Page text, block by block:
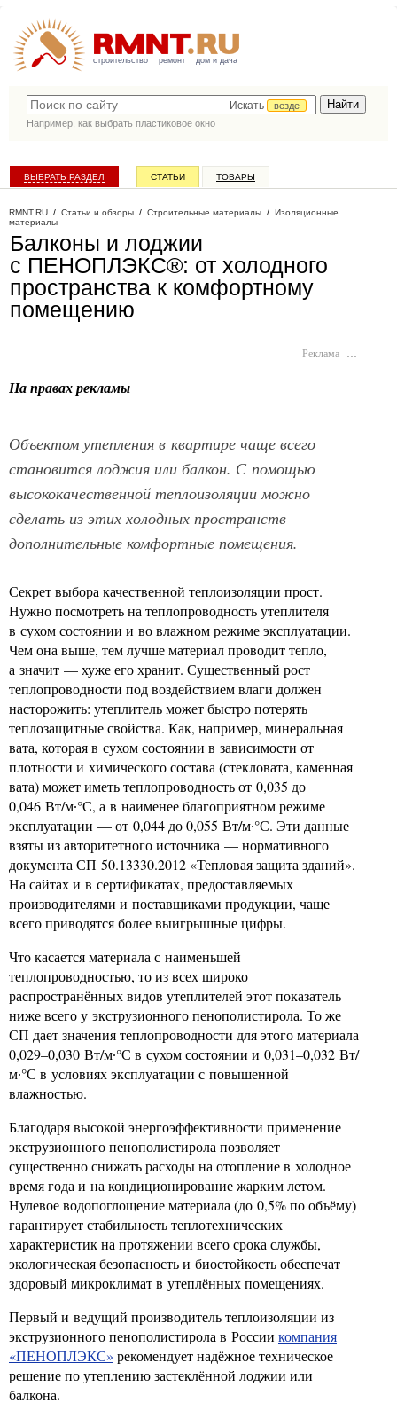
строительство ремонт дом и дача
Искать
везде
Например, как выбрать пластиковое окно
ВЫБРАТЬ РАЗДЕЛ СТАТЬИ ТОВАРЫ
RMNT.RU / Статьи и обзоры / Строительные материалы / Изоляционные
материалы
Балконы и лоджии
с ПЕНОПЛЭКС®: от холодного
пространства к комфортному
помещению
Реклама …
На правах рекламы
Объектом утепления в квартире чаще всего
становится лоджия или балкон. С помощью
высококачественной теплоизоляции можно
сделать из этих холодных пространств
дополнительные комфортные помещения.
Секрет выбора качественной теплоизоляции прост.
Нужно посмотреть на теплопроводность утеплителя
в сухом состоянии и во влажном режиме эксплуатации.
Чем она выше, тем лучше материал проводит тепло,
а значит — хуже его хранит. Существенный рост
теплопроводности под воздействием влаги должен
насторожить: утеплитель может быстро потерять
теплозащитные свойства. Как, например, минеральная
вата, которая в сухом состоянии в зависимости от
плотности и химического состава (стекловата, каменная
вата) может иметь теплопроводность от 0,035 до
0,046 Вт/м∙°С, а в наименее благоприятном режиме
эксплуатации — от 0,044 до 0,055 Вт/м∙°С. Эти данные
взяты из авторитетного источника — нормативного
документа СП 50.13330.2012 «Тепловая защита зданий».
На сайтах и в сертификатах, предоставляемых
производителями и поставщиками продукции, чаще
всего приводятся более выигрышные цифры.
Что касается материала с наименьшей
теплопроводностью, то из всех широко
распространённых видов утеплителей этот показатель
ниже всего у экструзионного пенополистирола. То же
СП дает значения теплопроводности для этого материала
0,029–0,030 Вт/м∙°С в сухом состоянии и 0,031–0,032 Вт/
м∙°С в условиях эксплуатации с повышенной
влажностью.
Благодаря высокой энергоэффективности применение
экструзионного пенополистирола позволяет
существенно снижать расходы на отопление в холодное
время года и на кондиционирование жарким летом.
Нулевое водопоглощение материала (до 0,5% по объёму)
гарантирует стабильность теплотехнических
характеристик на протяжении всего срока службы,
экологическая безопасность и биостойкость обеспечат
здоровый микроклимат в утеплённых помещениях.
Первый и ведущий производитель теплоизоляции из
экструзионного пенополистирола в России компания
«ПЕНОПЛЭКС» рекомендует надёжное техническое
решение по утеплению застеклённой лоджии или
балкона.